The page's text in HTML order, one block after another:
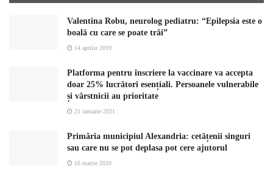
Valentina Robu, neurolog pediatru: “Epilepsia este o
boală cu care se poate trăi”
14 aprilie 2019
Platforma pentru înscriere la vaccinare va accepta
doar 25% lucrători esențiali. Persoanele vulnerabile
și vârstnicii au prioritate
21 ianuarie 2021
Primăria municipiul Alexandria: cetățenii singuri
sau care nu se pot deplasa pot cere ajutorul
16 martie 2020